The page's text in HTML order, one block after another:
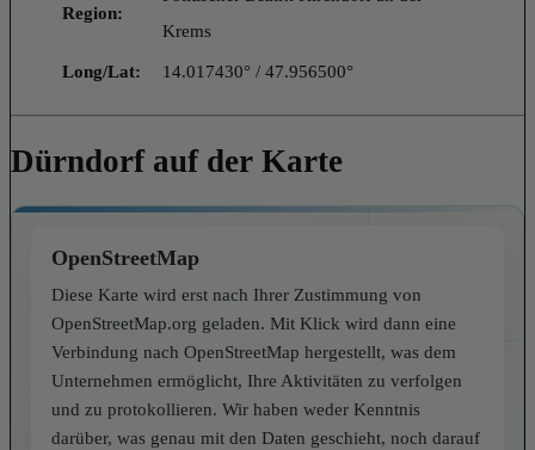
Region:
Krems
Long/Lat: 14.017430° / 47.956500°
Dürndorf auf der Karte
OpenStreetMap
Diese Karte wird erst nach Ihrer Zustimmung von
OpenStreetMap.org geladen. Mit Klick wird dann eine
Verbindung nach OpenStreetMap hergestellt, was dem
Unternehmen ermöglicht, Ihre Aktivitäten zu verfolgen
und zu protokollieren. Wir haben weder Kenntnis
darüber, was genau mit den Daten geschieht, noch darauf